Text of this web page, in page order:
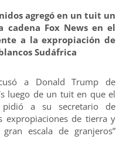
agregó en un tuit un
Fox News en el
a la expropiación de
Sudáfrica
a Donald Trump de
luego de un tuit en que el
pidió a su secretario de
expropiaciones de tierra y
escala de granjeros”